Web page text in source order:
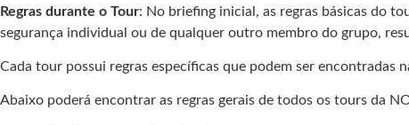
Regras durante o Tour: No briefing inicial, as regras básicas do
segurança individual ou de qualquer outro membro do grupo,
Cada tour possui regras específicas que podem ser encontradas
Abaixo poderá encontrar as regras gerais de todos os tours da